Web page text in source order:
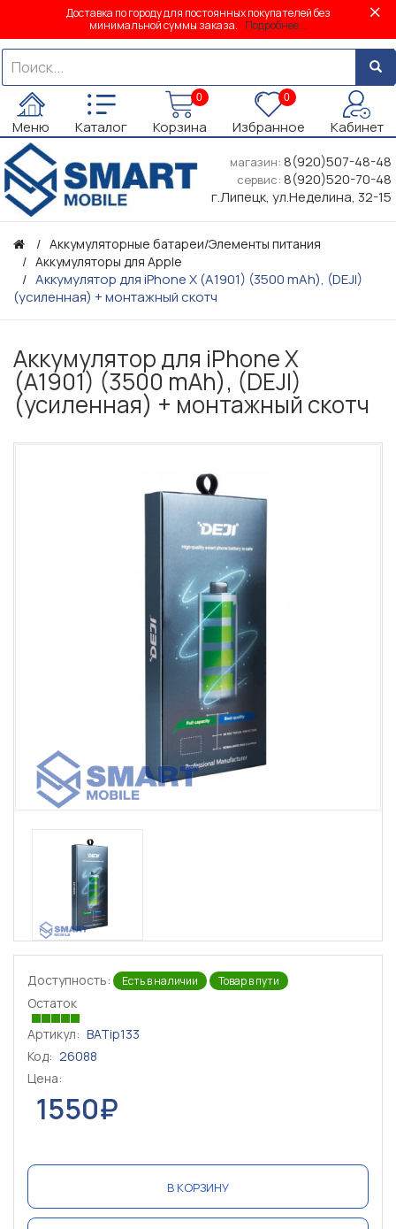
Доставка по городу для постоянных покупателей без
минимальной суммы заказа. Подробнее...
Меню Каталог
0
Корзина
0
Избранное Кабинет
магазин: 8(920)507-48-48
сервис: 8(920)520-70-48
г.Липецк, ул.Неделина, 32-15
Аккумуляторные батареи/Элементы питания
Аккумуляторы для Apple
Аккумулятор для iPhone X (A1901) (3500 mAh), (DEJI)
(усиленная) + монтажный скотч
Аккумулятор для iPhone X
(A1901) (3500 mAh), (DEJI)
(усиленная) + монтажный скотч
Доступность: Есть в наличии Товар в пути
Остаток
Артикул: BATip133
Код: 26088
Цена:
1550₽
В КОРЗИНУ